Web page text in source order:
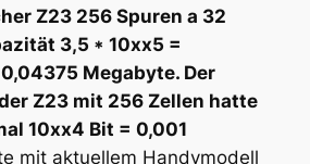
Z23 256 Spuren a 32
3,5 * 10xx5 =
Megabyte. Der
Z23 mit 256 Zellen hatte
10xx4 Bit = 0,001
mit aktuellem Handymodell